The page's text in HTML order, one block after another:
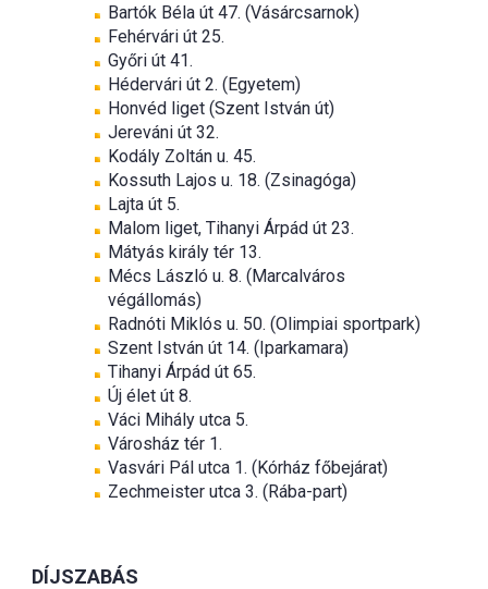
Bartók Béla út 47. (Vásárcsarnok)
Fehérvári út 25.
Győri út 41.
Hédervári út 2. (Egyetem)
Honvéd liget (Szent István út)
Jereváni út 32.
Kodály Zoltán u. 45.
Kossuth Lajos u. 18. (Zsinagóga)
Lajta út 5.
Malom liget, Tihanyi Árpád út 23.
Mátyás király tér 13.
Mécs László u. 8. (Marcalváros
végállomás)
Radnóti Miklós u. 50. (Olimpiai sportpark)
Szent István út 14. (Iparkamara)
Tihanyi Árpád út 65.
Új élet út 8.
Váci Mihály utca 5.
Városház tér 1.
Vasvári Pál utca 1. (Kórház főbejárat)
Zechmeister utca 3. (Rába-part)
DÍJSZABÁS